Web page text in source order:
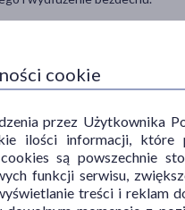
niepożądane, chociaż nie u
może być oszacowana na
tachykardia, blok
akcji serca, omdlenia i
cookie
przez Użytkownika
ilości informacji, które
są powszechnie
funkcji serwisu,
treści i reklam